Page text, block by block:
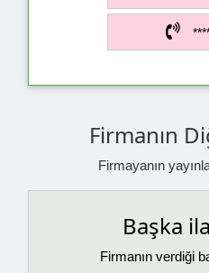
Firmanın
Firmayanın
Başka
Firmanın verdiği